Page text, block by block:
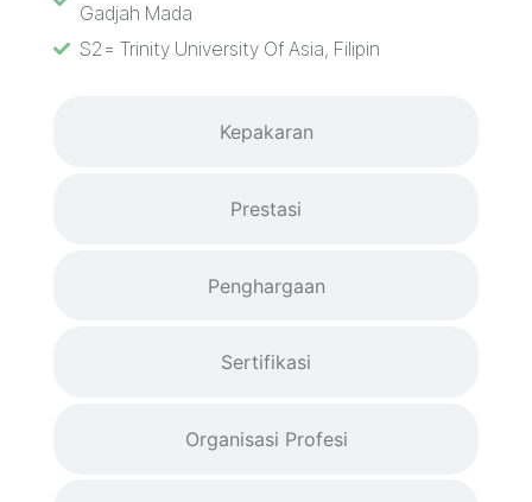
Kepakaran
Prestasi
Penghargaan
Sertifikasi
Organisasi Profesi
Gadjah Mada
S2= Trinity University Of Asia, Filipin